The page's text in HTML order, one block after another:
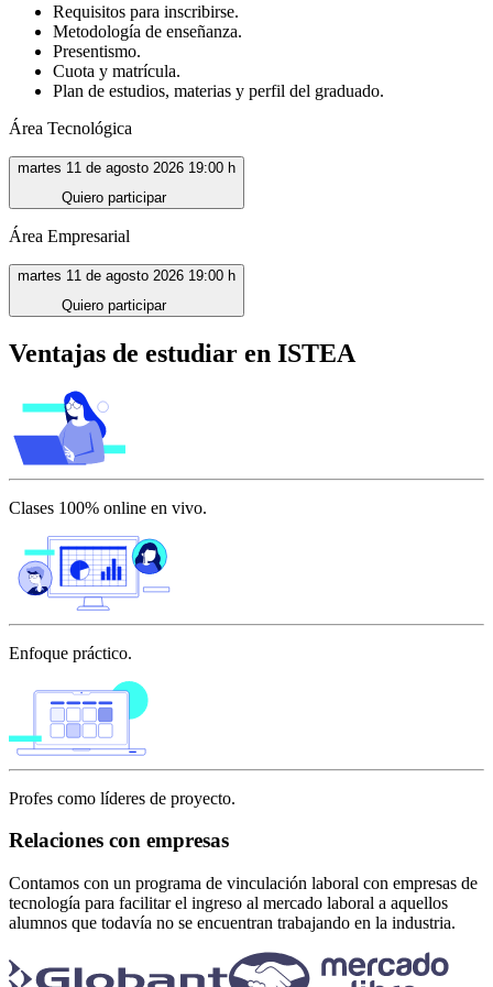
Requisitos para inscribirse.
Metodología de enseñanza.
Presentismo.
Cuota y matrícula.
Plan de estudios, materias y perfil del graduado.
Área Tecnológica
martes 11 de agosto 2026 19:00 h
Quiero participar
Área Empresarial
martes 11 de agosto 2026 19:00 h
Quiero participar
Ventajas de estudiar en ISTEA
Clases 100% online en vivo.
Enfoque práctico.
Profes como líderes de proyecto.
Relaciones con empresas
Contamos con un programa de vinculación laboral con empresas de
tecnología para facilitar el ingreso al mercado laboral a aquellos
alumnos que todavía no se encuentran trabajando en la industria.